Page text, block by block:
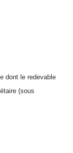
dont le redevable
(sous